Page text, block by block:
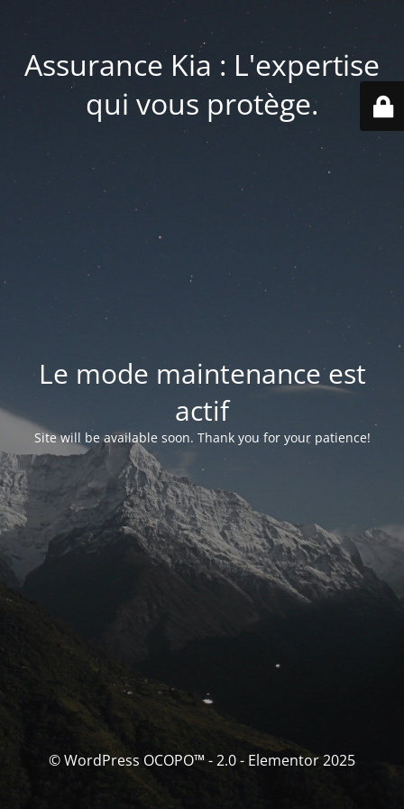
Assurance Kia : L'expertise
qui vous protège.
Le mode maintenance est
actif
Site will be available soon. Thank you for your patience!
© WordPress OCOPO™ - 2.0 - Elementor 2025